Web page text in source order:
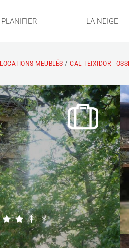
PLANIFIER LA NEIGE
LOCATIONS MEUBLÉS / CAL TEIXIDOR -